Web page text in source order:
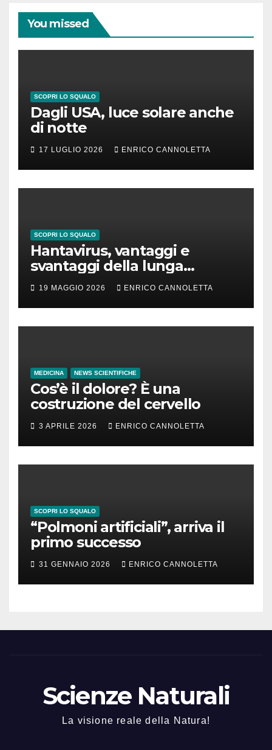
You missed
SCOPRI LO SQUALO
Dagli USA, luce solare anche
di notte
17 LUGLIO 2026 ENRICO CANNOLETTA
SCOPRI LO SQUALO
Hantavirus, vantaggi e
svantaggi della lunga
incubazione
19 MAGGIO 2026 ENRICO CANNOLETTA
MEDICINA NEWS SCIENTIFICHE
Cos’è il dolore? È una
costruzione del cervello
3 APRILE 2026 ENRICO CANNOLETTA
SCOPRI LO SQUALO
“Polmoni artificiali”, arriva il
primo successo
31 GENNAIO 2026 ENRICO CANNOLETTA
Scienze Naturali
La visione reale della Natura!